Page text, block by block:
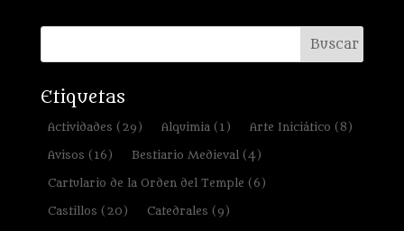
Etiquetas
Actividades (29) Alquimia(1) Arte Iniciático (8)
Avisos (16) Bestiario Medieval(4)
Cartulario de la Orden del Temple (6)
Castillos (20) Catedrales (9)